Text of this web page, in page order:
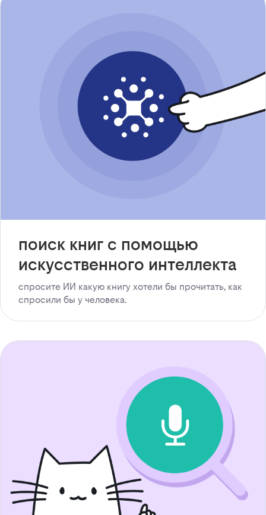
поиск книг с помощью
искусственного интеллекта
спросите ИИ какую книгу хотели бы прочитать, как
спросили бы у человека.